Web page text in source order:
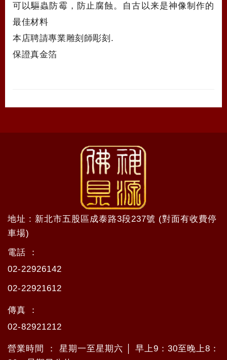
可以驅蟲防霉，防止腐蝕。自古以来是神像制作的
最佳材料
本店聘請專業雕刻師彫刻.
保證真金箔
地址 : 新北市五股區成泰路3段237號 (對面有收費停
車場)
電話 ：
02-22926142
02-22921612
傳真 ：
02-82921212
營業時間 ： 星期一至星期六 │ 早上9：30至晚上8：